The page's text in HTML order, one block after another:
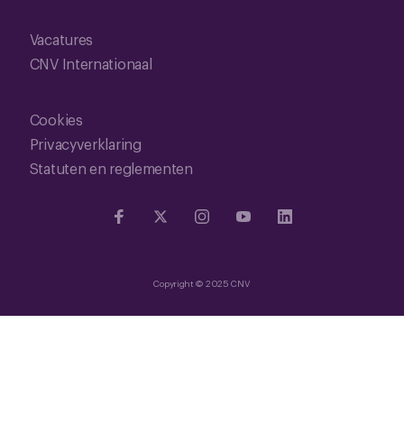
Vacatures
CNV Internationaal
Cookies
Privacyverklaring
Statuten en reglementen
Copyright © 2025 CNV